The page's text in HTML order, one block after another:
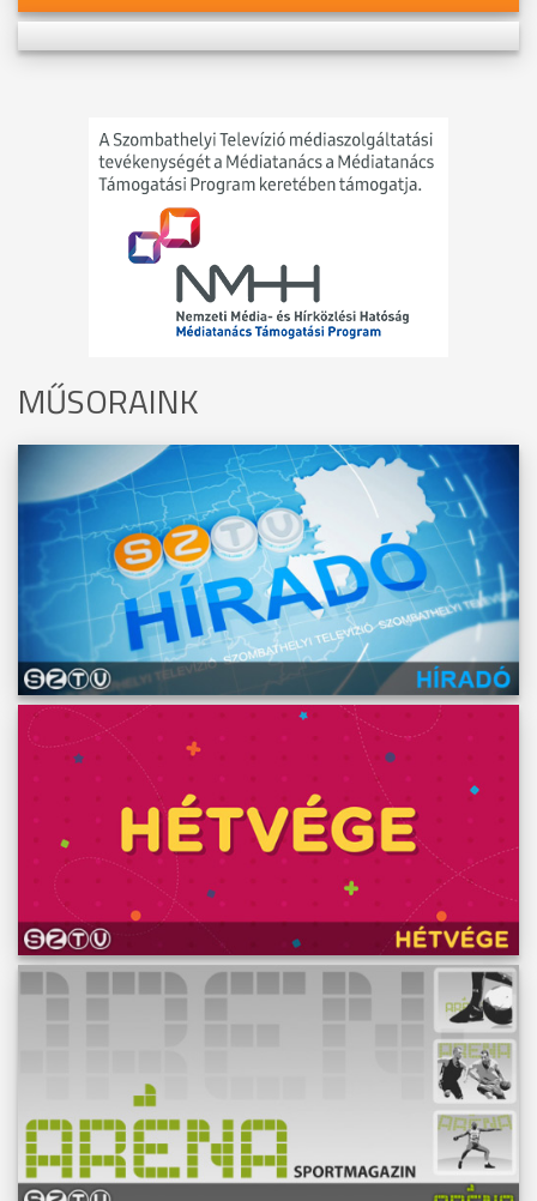
MŰSORAINK